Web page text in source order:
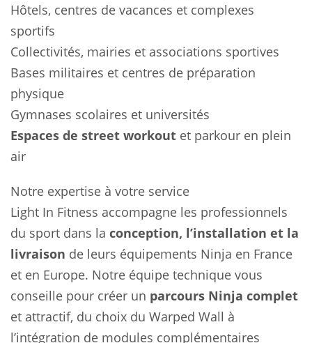
Hôtels, centres de vacances et complexes
sportifs
Collectivités, mairies et associations sportives
Bases militaires et centres de préparation
physique
Gymnases scolaires et universités
Espaces de street workout et parkour en plein
air
Notre expertise à votre service
Light In Fitness accompagne les professionnels
du sport dans la conception, l’installation et la
livraison de leurs équipements Ninja en France
et en Europe. Notre équipe technique vous
conseille pour créer un parcours Ninja complet
et attractif, du choix du Warped Wall à
l’intégration de modules complémentaires